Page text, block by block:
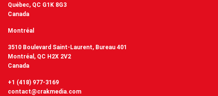
Québec, QC G1K 8G3
Canada
Montréal
3510 Boulevard Saint-Laurent, Bureau 401
Montréal, QC H2X 2V2
Canada
+1 (418) 977-3169
contact@crakmedia.com